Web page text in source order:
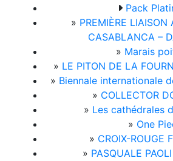
Pack
» PREMIÈRE LIAISON
CASABLANCA –
» Marais
» LE PITON DE LA
» Biennale internationale
» COLLECTOR
» Les cathédrales
» One
» CROIX-ROUGE
» PASQUALE